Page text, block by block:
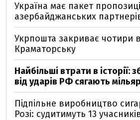
Україна має пакет
азербайджанських
Укрпошта закриває чотири
Краматорську
Найбільші втрати в історії:
від ударів РФ сягають
Підпільне виробництво
Розі: судитимуть 13